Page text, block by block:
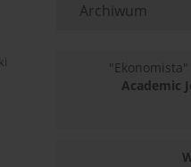
Archiwum
Academic